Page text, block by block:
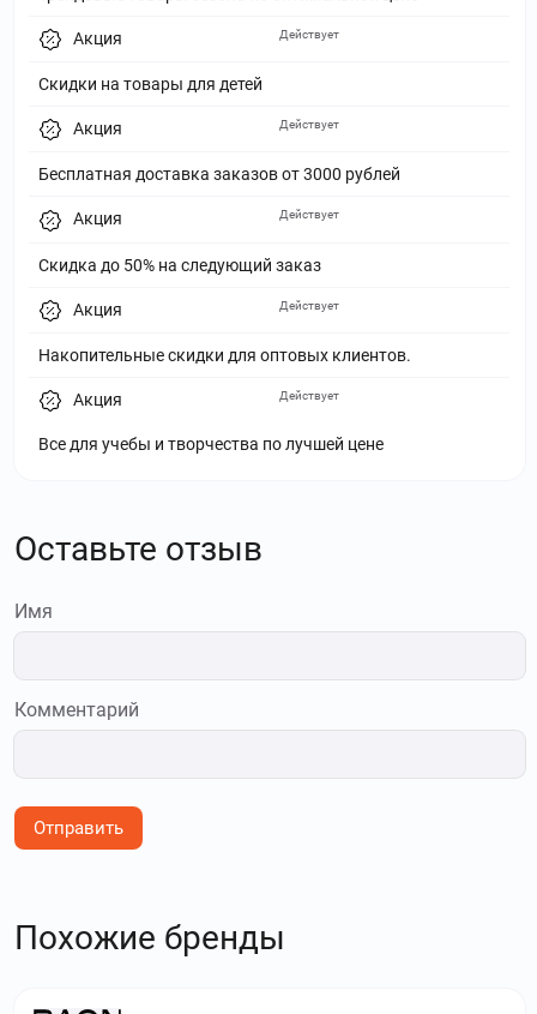
Акция
Скидки на товары для детей
Действует
Акция
Бесплатная доставка заказов от 3000 рублей
Действует
Акция
Скидка до 50% на следующий заказ
Действует
Акция
Накопительные скидки для оптовых клиентов.
Действует
Акция
Все для учебы и творчества по лучшей цене
Действует
Оставьте отзыв
Имя
Комментарий
Отправить
Похожие бренды